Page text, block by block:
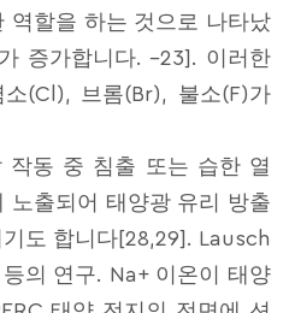
역할을 하는 것으로 나타났
증가합니다. –23]. 이러한
(Cl), 브롬(Br), 불소(F)가
작동 중 침출 또는 습한 열
노출되어 태양광 유리 방출
도 합니다[28,29]. Lausch
의 연구. Na+ 이온이 태양